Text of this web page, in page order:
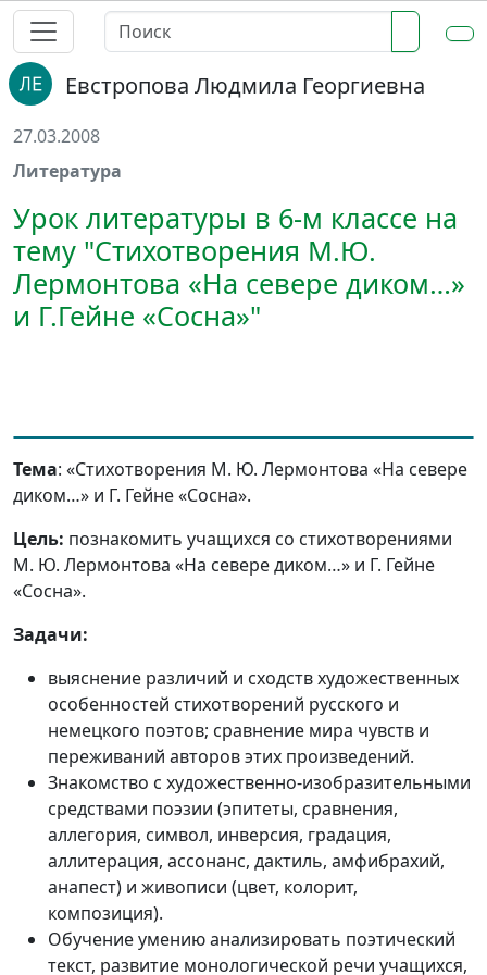
Евстропова Людмила Георгиевна
27.03.2008
Литература
Урок литературы в 6-м классе на
тему "Стихотворения М.Ю.
Лермонтова «На севере диком…»
и Г.Гейне «Сосна»"
Тема: «Стихотворения М. Ю. Лермонтова «На севере
диком…» и Г. Гейне «Сосна».
Цель: познакомить учащихся со стихотворениями
М. Ю. Лермонтова «На севере диком…» и Г. Гейне
«Сосна».
Задачи:
выяснение различий и сходств художественных
особенностей стихотворений русского и
немецкого поэтов; сравнение мира чувств и
переживаний авторов этих произведений.
Знакомство с художественно-изобразительными
средствами поэзии (эпитеты, сравнения,
аллегория, символ, инверсия, градация,
аллитерация, ассонанс, дактиль, амфибрахий,
анапест) и живописи (цвет, колорит,
композиция).
Обучение умению анализировать поэтический
текст, развитие монологической речи учащихся,